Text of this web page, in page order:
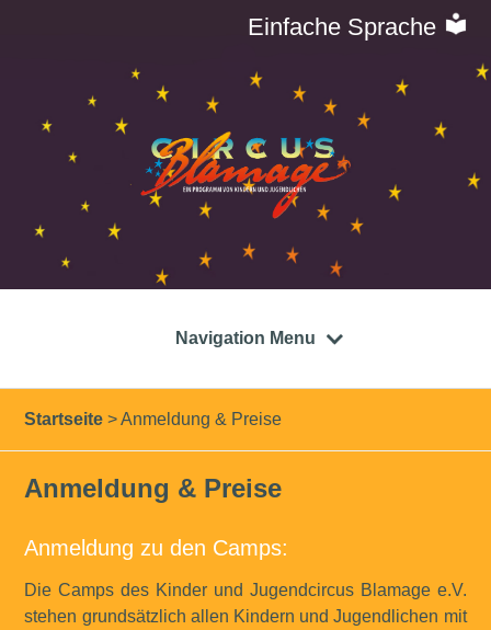
Einfache Sprache
Navigation Menu
Startseite >Anmeldung & Preise
Anmeldung & Preise
Anmeldung zu den Camps:
Die Camps des Kinder und Jugendcircus Blamage e.V.
stehen grundsätzlich allen Kindern und Jugendlichen mit